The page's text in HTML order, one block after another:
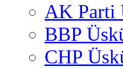
AK Parti
BBP
CHP